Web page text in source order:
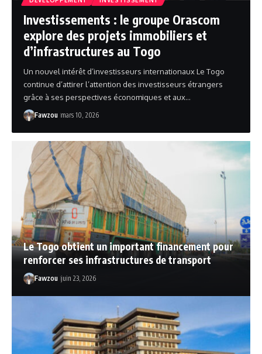
Investissements : le groupe Orascom
explore des projets immobiliers et
d’infrastructures au Togo
Un nouvel intérêt d’investisseurs internationaux Le Togo
continue d’attirer l’attention des investisseurs étrangers
grâce à ses perspectives économiques et aux…
Fawzou mars 10, 2026
Le Togo obtient un important financement pour
renforcer ses infrastructures de transport
Fawzou juin 23, 2026